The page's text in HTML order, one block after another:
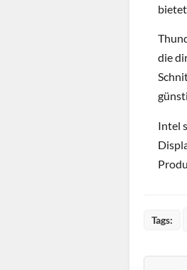
die
Intel
Tags: